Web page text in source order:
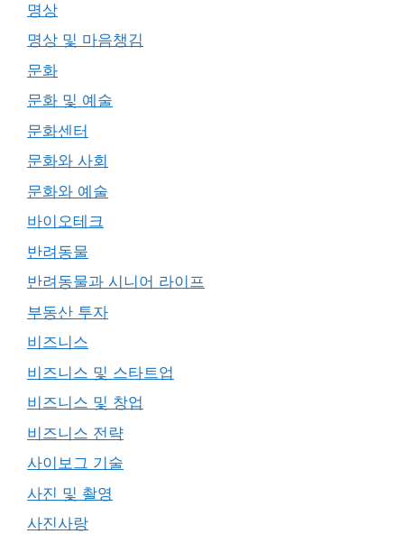
명상
명상 및 마음챙김
문화
문화 및 예술
문화센터
문화와 사회
문화와 예술
바이오테크
반려동물
반려동물과 시니어 라이프
부동산 투자
비즈니스
비즈니스 및 스타트업
비즈니스 및 창업
비즈니스 전략
사이보그 기술
사진 및 촬영
사진사랑